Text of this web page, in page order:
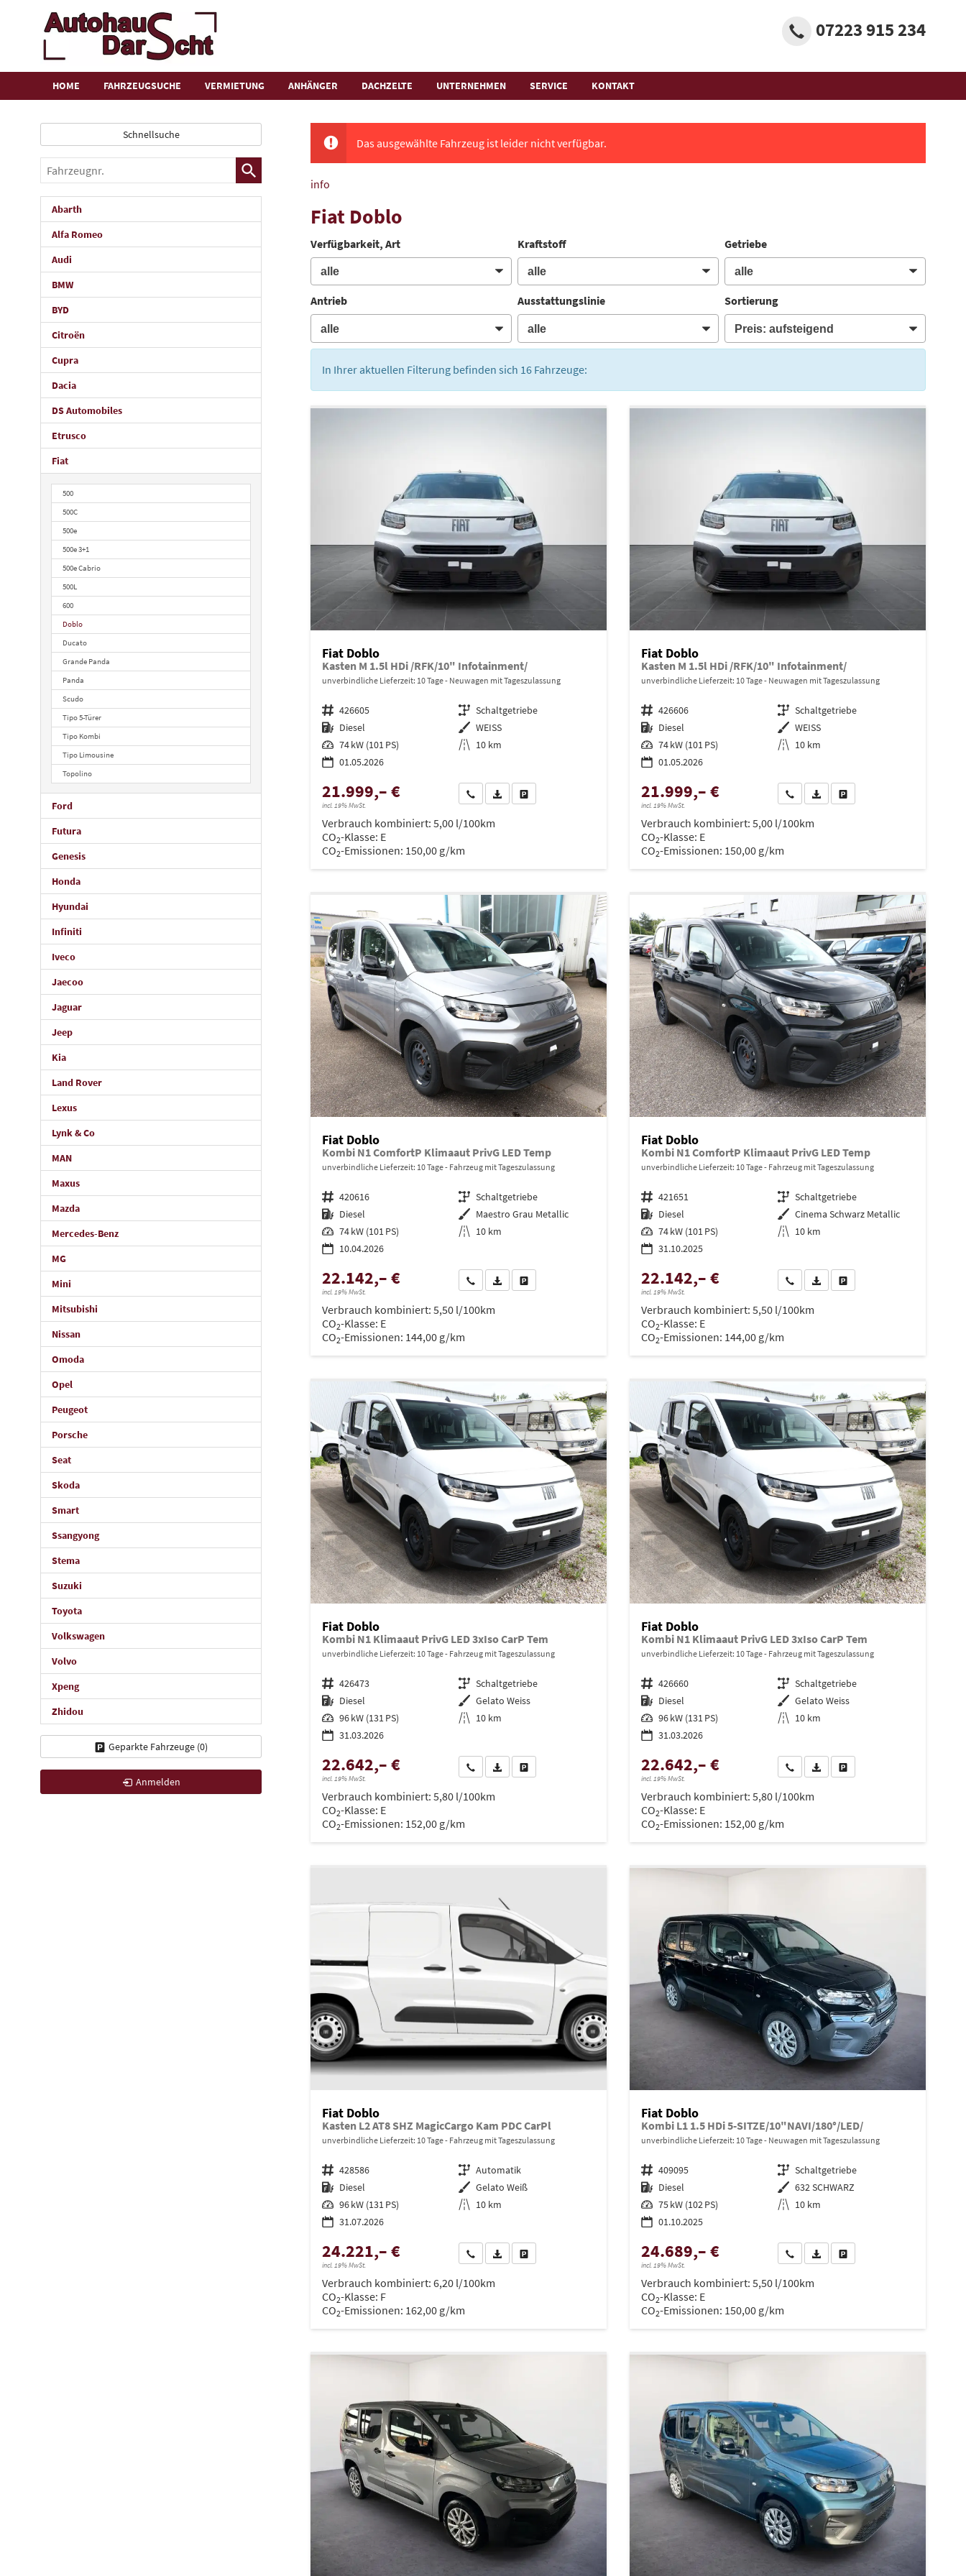
07223 915 234
HOME FAHRZEUGSUCHE VERMIETUNG ANHÄNGER DACHZELTE UNTERNEHMEN SERVICE KONTAKT
Das ausgewählte Fahrzeug ist leider nicht verfügbar.
info
Fiat Doblo
Verfügbarkeit, Art Kraftstoff Getriebe
Antrieb Ausstattungslinie Sortierung
In Ihrer aktuellen Filterung befinden sich 16Fahrzeuge:
Fiat Doblo
Kasten M 1.5l HDi /RFK/10" Infotainment/
unverbindliche Lieferzeit: 10 Tage Neuwagen mit Tageszulassung
Fahrzeugnr. 426605 Getriebe Schaltgetriebe
Kraftstoff Diesel Außenfarbe WEISS
Leistung 74 kW (101 PS) Kilometerstand 10 km
01.05.2026
21.999,– €
incl. 19% MwSt.
Wir rufen Sie anPDF-Datei, Fahrzeugexposé drucken
Drucken, parken oder vergleichen
Verbrauch kombiniert: 5,00 l/100km
CO2-Klasse: E
CO2-Emissionen: 150,00 g/km
Fiat Doblo
Kasten M 1.5l HDi /RFK/10" Infotainment/
unverbindliche Lieferzeit: 10 Tage Neuwagen mit Tageszulassung
Fahrzeugnr. 426606 Getriebe Schaltgetriebe
Kraftstoff Diesel Außenfarbe WEISS
Leistung 74 kW (101 PS) Kilometerstand 10 km
01.05.2026
21.999,– €
incl. 19% MwSt.
Wir rufen Sie anPDF-Datei, Fahrzeugexposé drucken
Drucken, parken oder
Verbrauch kombiniert: 5,00 l/100km
CO2-Klasse: E
CO2-Emissionen: 150,00 g/km
Fiat Doblo
Kombi N1 ComfortP Klimaaut PrivG LED Temp
unverbindliche Lieferzeit: 10 Tage Fahrzeug mit Tageszulassung
Fahrzeugnr. 420616 Getriebe Schaltgetriebe
Kraftstoff Diesel Außenfarbe Maestro Grau Metallic
Leistung 74 kW (101 PS) Kilometerstand 10 km
10.04.2026
22.142,– €
incl. 19% MwSt.
Wir rufen Sie anPDF-Datei, Fahrzeugexposé drucken
Drucken, parken oder vergleichen
Verbrauch kombiniert: 5,50 l/100km
CO2-Klasse: E
CO2-Emissionen: 144,00 g/km
Fiat Doblo
Kombi N1 ComfortP Klimaaut PrivG LED Temp
unverbindliche Lieferzeit: 10 Tage Fahrzeug mit Tageszulassung
Fahrzeugnr. 421651 Getriebe Schaltgetriebe
Kraftstoff Diesel Außenfarbe Cinema Schwarz Metallic
Leistung 74 kW (101 PS) Kilometerstand 10 km
31.10.2025
22.142,– €
incl. 19% MwSt.
Wir rufen Sie anPDF-Datei, Fahrzeugexposé drucken
Drucken, parken oder
Verbrauch kombiniert: 5,50 l/100km
CO2-Klasse: E
CO2-Emissionen: 144,00 g/km
Fiat Doblo
Kombi N1 Klimaaut PrivG LED 3xIso CarP Tem
unverbindliche Lieferzeit: 10 Tage Fahrzeug mit Tageszulassung
Fahrzeugnr. 426473 Getriebe Schaltgetriebe
Kraftstoff Diesel Außenfarbe Gelato Weiss
Leistung 96 kW (131 PS) Kilometerstand 10 km
31.03.2026
22.642,– €
incl. 19% MwSt.
Wir rufen Sie anPDF-Datei, Fahrzeugexposé drucken
Drucken, parken oder vergleichen
Verbrauch kombiniert: 5,80 l/100km
CO2-Klasse: E
CO2-Emissionen: 152,00 g/km
Fiat Doblo
Kombi N1 Klimaaut PrivG LED 3xIso CarP Tem
unverbindliche Lieferzeit: 10 Tage Fahrzeug mit Tageszulassung
Fahrzeugnr. 426660 Getriebe Schaltgetriebe
Kraftstoff Diesel Außenfarbe Gelato Weiss
Leistung 96 kW (131 PS) Kilometerstand 10 km
31.03.2026
22.642,– €
incl. 19% MwSt.
Wir rufen Sie anPDF-Datei, Fahrzeugexposé drucken
Drucken, parken oder
Verbrauch kombiniert: 5,80 l/100km
CO2-Klasse: E
CO2-Emissionen: 152,00 g/km
Fiat Doblo
Kasten L2 AT8 SHZ MagicCargo Kam PDC CarPl
unverbindliche Lieferzeit: 10 Tage Fahrzeug mit Tageszulassung
Fahrzeugnr. 428586 Getriebe Automatik
Kraftstoff Diesel Außenfarbe Gelato Weiß
Leistung 96 kW (131 PS) Kilometerstand 10 km
31.07.2026
24.221,– €
incl. 19% MwSt.
Wir rufen Sie an
PDF-Datei, Fahrzeugexposé drucken
Drucken, parken oder vergleichen
Verbrauch kombiniert: 6,20 l/100km
CO2-Klasse: F
CO2-Emissionen: 162,00 g/km
Fiat Doblo
Kombi L1 1.5 HDi 5-SITZE/10"NAVI/180°/LED/
unverbindliche Lieferzeit: 10 Tage Neuwagen mit Tageszulassung
Fahrzeugnr. 409095 Getriebe Schaltgetriebe
Kraftstoff Diesel Außenfarbe 632 SCHWARZ
Leistung 75 kW (102 PS) Kilometerstand 10 km
01.10.2025
24.689,– €
incl. 19% MwSt.
Wir rufen Sie an
PDF-Datei, Fahrzeugexposé drucken
Drucken, parken oder
Verbrauch kombiniert: 5,50 l/100km
CO2-Klasse: E
CO2-Emissionen: 150,00 g/km
Schnellsuche
Fahrzeugnr.
Abarth
Alfa Romeo
Audi
BMW
BYD
Citroën
Cupra
Dacia
DS Automobiles
Etrusco
Fiat
500
500C
500e
500e 3+1
500e Cabrio
500L
600
Doblo
Ducato
Grande Panda
Panda
Scudo
Tipo 5-Türer
Tipo Kombi
Tipo Limousine
Topolino
Ford
Futura
Genesis
Honda
Hyundai
Infiniti
Iveco
Jaecoo
Jaguar
Jeep
Kia
Land Rover
Lexus
Lynk & Co
MAN
Maxus
Mazda
Mercedes-Benz
MG
Mini
Mitsubishi
Nissan
Omoda
Opel
Peugeot
Porsche
Seat
Skoda
Smart
Ssangyong
Stema
Suzuki
Toyota
Volkswagen
Volvo
Xpeng
Zhidou
Geparkte Fahrzeuge (0)
Anmelden